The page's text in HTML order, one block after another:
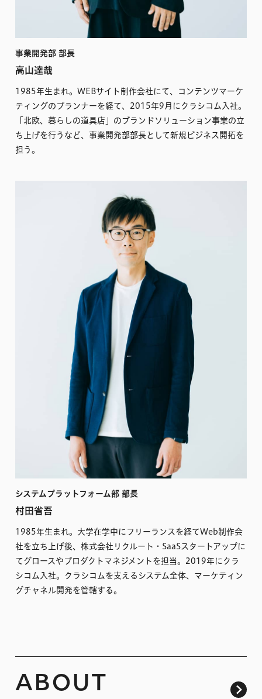
事業開発部 部長
高山達哉
1985年生まれ。WEBサイト制作会社にて、コンテンツマーケ
ティングのプランナーを経て、2015年9月にクラシコム入社。
「北欧、暮らしの道具店」のブランドソリューション事業の立
ち上げを行うなど、事業開発部部長として新規ビジネス開拓を
担う。
システムプラットフォーム部 部長
村田省吾
1985年生まれ。大学在学中にフリーランスを経てWeb制作会
社を立ち上げ後、株式会社リクルート・SaaSスタートアップに
てグロースやプロダクトマネジメントを担当。2019年にクラ
シコム入社。クラシコムを支えるシステム全体、マーケティン
グチャネル開発を管轄する。
ABOUT